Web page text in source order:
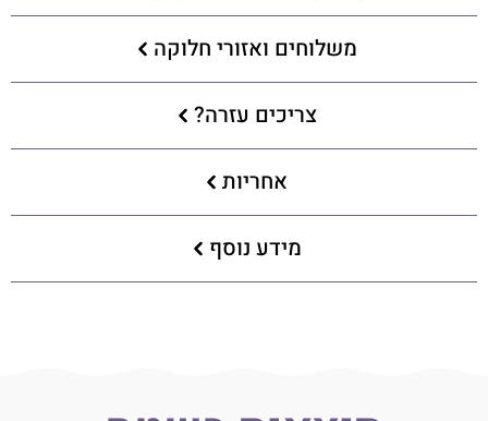
משלוחים ואזורי חלוקה
צריכים עזרה?
אחריות
מידע נוסף